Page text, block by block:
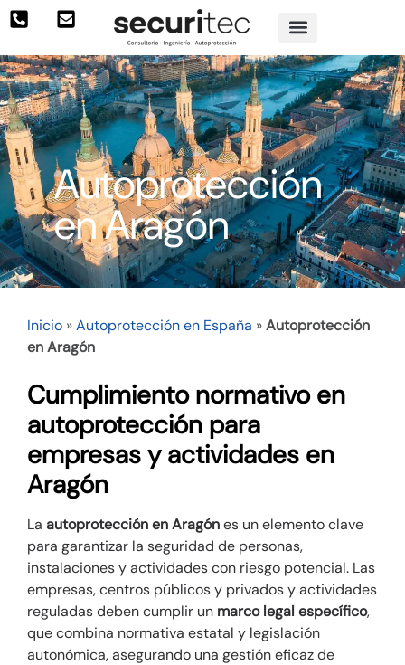
Autoprotección
en Aragón
Inicio »Autoprotección en España »Autoprotección
en Aragón
Cumplimiento normativo en
autoprotección para
empresas y actividades en
Aragón
La autoprotección en Aragónes un elemento clave
para garantizar la seguridad de personas,
instalaciones y actividades con riesgo potencial. Las
empresas, centros públicos y privados y actividades
reguladas deben cumplir un marco legal específico,
que combina normativa estatal y legislación
autonómica, asegurando una gestión eficaz de